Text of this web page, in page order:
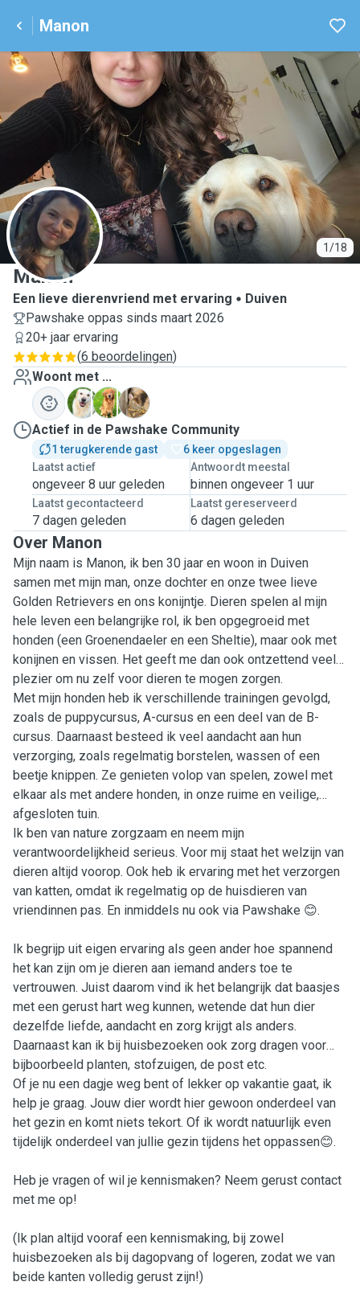
Manon
1/18
M
Manon
Een lieve dierenvriend met ervaring
Duiven
Pawshake oppas sinds maart 2026
20+ jaar ervaring
(6 beoordelingen)
Woont met ...
B
M
Z
Actief in de Pawshake Community
1 terugkerende gast
6 keer opgeslagen
Laatst actief
ongeveer 8 uur geleden
Antwoordt meestal
binnen ongeveer 1 uur
Laatst gecontacteerd
7 dagen geleden
Laatst gereserveerd
6 dagen geleden
Over Manon
Mijn naam is Manon, ik ben 30 jaar en woon in Duiven
samen met mijn man, onze dochter en onze twee lieve
Golden Retrievers en ons konijntje. Dieren spelen al mijn
hele leven een belangrijke rol, ik ben opgegroeid met
honden (een Groenendaeler en een Sheltie), maar ook met
konijnen en vissen. Het geeft me dan ook ontzettend veel
plezier om nu zelf voor dieren te mogen zorgen.
Met mijn honden heb ik verschillende trainingen gevolgd,
zoals de puppycursus, A-cursus en een deel van de B-
cursus. Daarnaast besteed ik veel aandacht aan hun
verzorging, zoals regelmatig borstelen, wassen of een
beetje knippen. Ze genieten volop van spelen, zowel met
elkaar als met andere honden, in onze ruime en veilige,
afgesloten tuin.
Ik ben van nature zorgzaam en neem mijn
verantwoordelijkheid serieus. Voor mij staat het welzijn van
dieren altijd voorop. Ook heb ik ervaring met het verzorgen
van katten, omdat ik regelmatig op de huisdieren van
vriendinnen pas. En inmiddels nu ook via Pawshake 😊.
Ik begrijp uit eigen ervaring als geen ander hoe spannend
het kan zijn om je dieren aan iemand anders toe te
vertrouwen. Juist daarom vind ik het belangrijk dat baasjes
met een gerust hart weg kunnen, wetende dat hun dier
dezelfde liefde, aandacht en zorg krijgt als anders.
Daarnaast kan ik bij huisbezoeken ook zorg dragen voor
bijboorbeeld planten, stofzuigen, de post etc.
Of je nu een dagje weg bent of lekker op vakantie gaat, ik
help je graag. Jouw dier wordt hier gewoon onderdeel van
het gezin en komt niets tekort. Of ik wordt natuurlijk even
tijdelijk onderdeel van jullie gezin tijdens het oppassen😊.
Heb je vragen of wil je kennismaken? Neem gerust contact
met me op!
(Ik plan altijd vooraf een kennismaking, bij zowel
huisbezoeken als bij dagopvang of logeren, zodat we van
beide kanten volledig gerust zijn!)